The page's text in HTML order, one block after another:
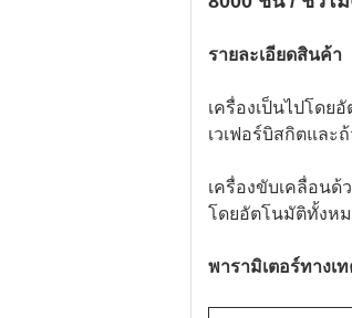
รายละเอียดสินค้า
เครื่องเป็นไปโด
เวเฟอร์บิสกิตแล
เครื่องขับเคลื่อนด้
โดยอัตโนมัติทั้งห
พารามิเตอร์ทางเ